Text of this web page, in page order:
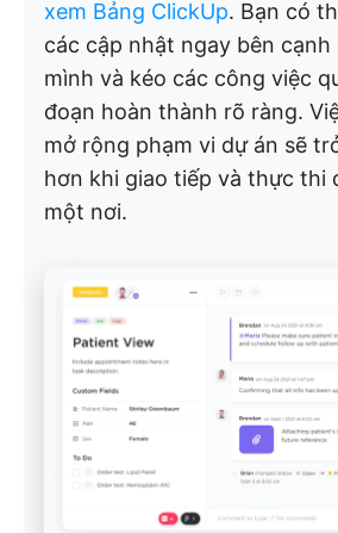
xem Bảng ClickUp. Bạn có
các cập nhật ngay bên cạnh
mình và kéo các công việc
đoạn hoàn thành rõ ràng.
mở rộng phạm vi dự án sẽ
hơn khi giao tiếp và thực thi
một nơi.